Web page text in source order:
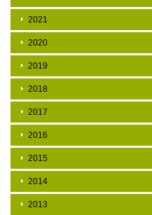
2021
2020
2019
2018
2017
2016
2015
2014
2013